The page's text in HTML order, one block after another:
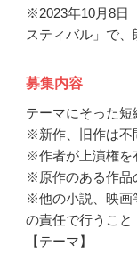
※2023年10月8日
スティバル」で
募集内容
テーマにそった短
※新作、旧作は不
※作者が上演権を
※原作のある作品
※他の小説、映画
の責任で行うこと
【テーマ】